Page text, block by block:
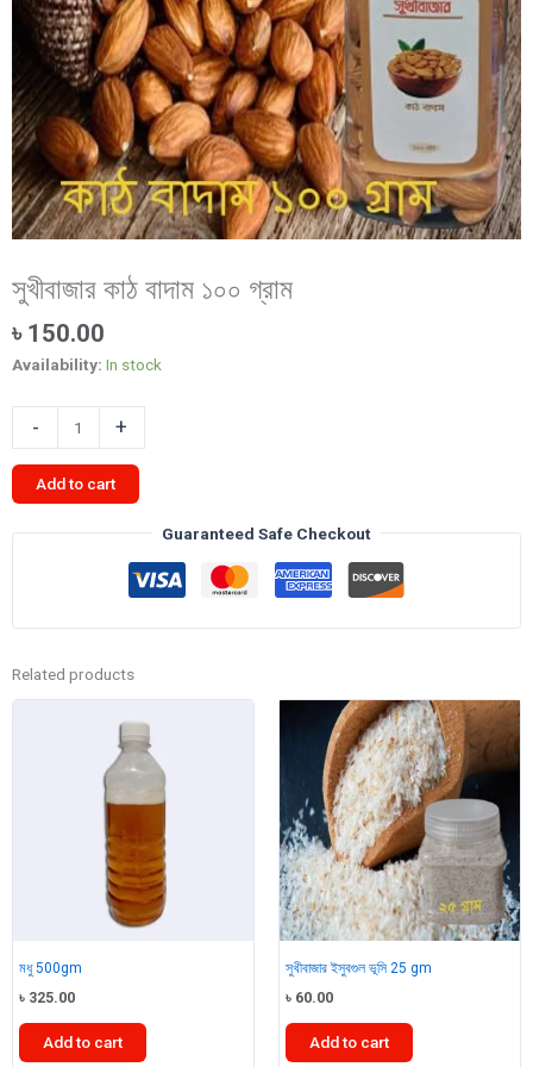
সুখীবাজার কাঠ বাদাম ১০০ গ্রাম
৳ 150.00
Availability: In stock
-
কাঠ
বাদাম
১০০
+
Add to cart
Guaranteed Safe Checkout
Related products
মধু 500gm
৳ 325.00
Add to cart
সুখীবাজার ইসুবগুল ভূসি 25 gm
৳ 60.00
Add to cart